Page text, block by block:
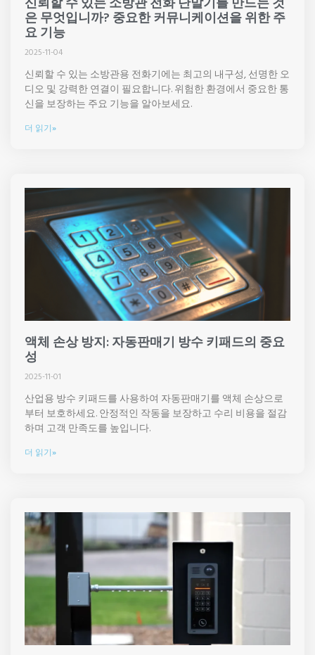
은 무엇입니까? 중요한 커뮤니케이션을 위한 주
요 기능
2025-11-04
신뢰할 수 있는 소방관용 전화기에는 최고의 내구성, 선명한 오
디오 및 강력한 연결이 필요합니다. 위험한 환경에서 중요한 통
신을 보장하는 주요 기능을 알아보세요.
더 읽기»
액체 손상 방지: 자동판매기 방수 키패드의 중요
성
2025-11-01
산업용 방수 키패드를 사용하여 자동판매기를 액체 손상으로
부터 보호하세요. 안정적인 작동을 보장하고 수리 비용을 절감
하며 고객 만족도를 높입니다.
더 읽기»